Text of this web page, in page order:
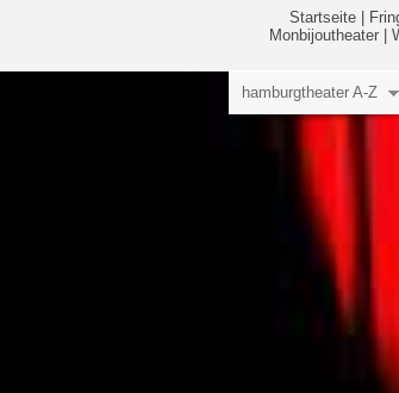
Startseite
Monbijoutheater
hamburgtheater A-Z